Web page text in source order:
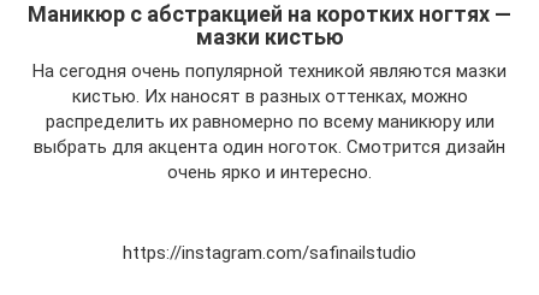
Маникюр с абстракцией на коротких ногтях —
мазки кистью
На сегодня очень популярной техникой являются мазки
кистью. Их наносят в разных оттенках, можно
распределить их равномерно по всему маникюру или
выбрать для акцента один ноготок. Смотрится дизайн
очень ярко и интересно.
https://instagram.com/safinailstudio